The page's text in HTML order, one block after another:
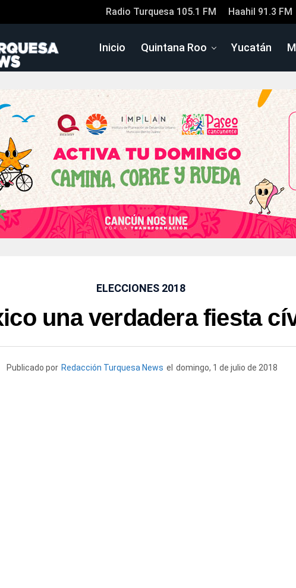
Radio Turquesa 105.1 FM Haahil 91.3 FM
Inicio Quintana Roo Yucatán
ELECCIONES 2018
una verdadera fiesta
Publicado por Redacción Turquesa News el domingo, 1 de julio de 2018